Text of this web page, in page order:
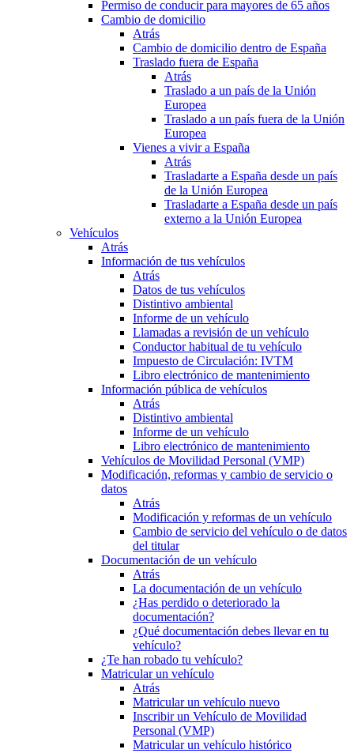
Permiso de conducir para mayores de 65 años
Cambio de domicilio
Atrás
Cambio de domicilio dentro de España
Traslado fuera de España
Atrás
Traslado a un país de la Unión
Europea
Traslado a un país fuera de la Unión
Europea
Vienes a vivir a España
Atrás
Trasladarte a España desde un país
de la Unión Europea
Trasladarte a España desde un país
externo a la Unión Europea
Vehículos
Atrás
Información de tus vehículos
Atrás
Datos de tus vehículos
Distintivo ambiental
Informe de un vehículo
Llamadas a revisión de un vehículo
Conductor habitual de tu vehículo
Impuesto de Circulación: IVTM
Libro electrónico de mantenimiento
Información pública de vehículos
Atrás
Distintivo ambiental
Informe de un vehículo
Libro electrónico de mantenimiento
Vehículos de Movilidad Personal (VMP)
Modificación, reformas y cambio de servicio o
datos
Atrás
Modificación y reformas de un vehículo
Cambio de servicio del vehículo o de datos
del titular
Documentación de un vehículo
Atrás
La documentación de un vehículo
¿Has perdido o deteriorado la
documentación?
¿Qué documentación debes llevar en tu
vehículo?
¿Te han robado tu vehículo?
Matricular un vehículo
Atrás
Matricular un vehículo nuevo
Inscribir un Vehículo de Movilidad
Personal (VMP)
Matricular un vehículo histórico